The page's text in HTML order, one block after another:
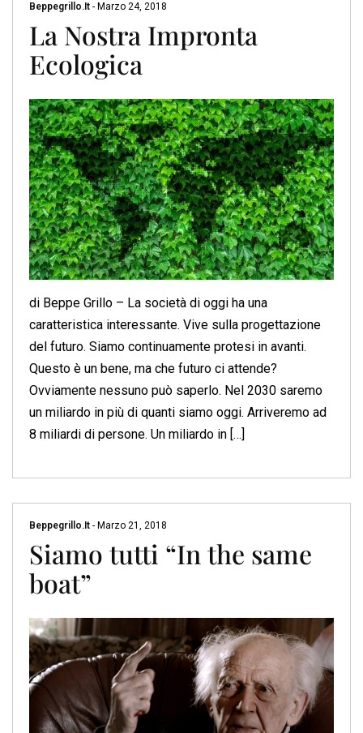
Beppegrillo.it - Marzo 24, 2018
La Nostra Impronta
Ecologica
di Beppe Grillo – La società di oggi ha una
caratteristica interessante. Vive sulla progettazione
del futuro. Siamo continuamente protesi in avanti.
Questo è un bene, ma che futuro ci attende?
Ovviamente nessuno può saperlo. Nel 2030 saremo
un miliardo in più di quanti siamo oggi. Arriveremo ad
8 miliardi di persone. Un miliardo in […]
Beppegrillo.it - Marzo 21, 2018
Siamo tutti “In the same
boat”